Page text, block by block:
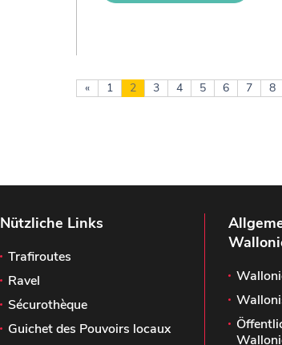
« 1 2 3 4 5 6 7 8
Nützliche Links
Trafiroutes
Ravel
Sécurothèque
Guichet des Pouvoirs locaux